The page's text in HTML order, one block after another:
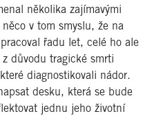
několika zajímavými
v tom smyslu, že na
řadu let, celé ho ale
důvodu tragické smrti
diagnostikovali nádor.
desku, která se bude
jednu jeho životní